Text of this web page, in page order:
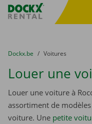
sitename
You are here:
du
Dockx.be to
Voitures
Louer une
Louer une voiture à
assortiment de
voiture. Une petite